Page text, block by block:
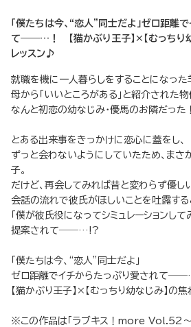
「僕たちは今、“恋人”同士だよ」ゼロ距離
て――…！ 【猫かぶり王子】×【むっちり
レッスン♪
就職を機に一人暮らしをすることになった
母から「いいところがある」と紹介された物
なんと初恋の幼なじみ・優馬のお隣だった！
とある出来事をきっかけに恋心に蓋をし、
ずっと会わないようにしていたため、ま
子。
だけど、再会してみれば昔と変わらず優し
会話の流れで彼氏がほしいことを吐露する
「僕が彼氏役になってシミュレーションして
提案されて――…!?
「僕たちは今、“恋人”同士だよ」
ゼロ距離でイチからたっぷり愛されて
【猫かぶり王子】×【むっちり幼なじみ】の
※この作品は「ラブキス！more Vol.52